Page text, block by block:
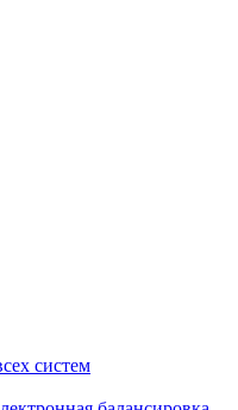
систем